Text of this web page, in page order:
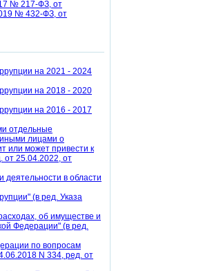
№ 217-ФЗ, от
№ 432-ФЗ, от
на 2021 - 2024
на 2018 - 2020
на 2016 - 2017
отдельные
иными лицами о
или может привести к
от 25.04.2022, от
в области
(в ред. Указа
об имуществе и
Федерации" (в ред.
по вопросам
N 334, ред. от